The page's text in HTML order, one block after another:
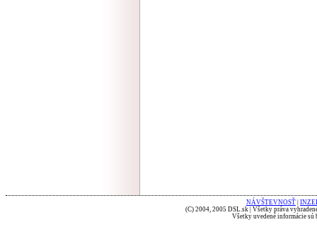
NÁVŠTEVNOSŤ
(C) 2004, 2005 DSL.sk | Všetky práva
Všetky uvedené informácie sú